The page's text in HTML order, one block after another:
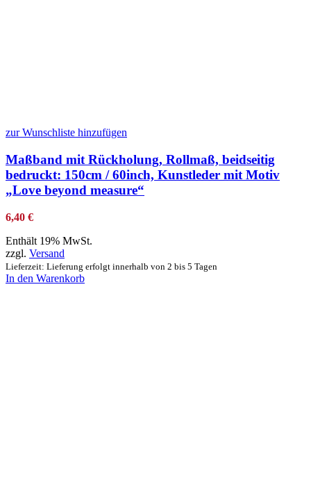
zur Wunschliste hinzufügen
Maßband mit Rückholung, Rollmaß, beidseitig
bedruckt: 150cm / 60inch, Kunstleder mit Motiv
„Love beyond measure“
6,40 €
Enthält 19% MwSt.
zzgl. Versand
Lieferzeit: Lieferung erfolgt innerhalb von 2 bis 5 Tagen
In den Warenkorb